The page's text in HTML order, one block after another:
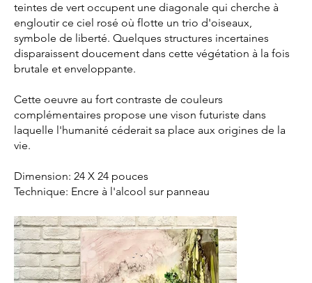
teintes de vert occupent une diagonale qui cherche à
engloutir ce ciel rosé où flotte un trio d'oiseaux,
symbole de liberté. Quelques structures incertaines
disparaissent doucement dans cette végétation à la fois
brutale et enveloppante.
Cette oeuvre au fort contraste de couleurs
complémentaires propose une vison futuriste dans
laquelle l'humanité céderait sa place aux origines de la
vie.
Dimension: 24 X 24 pouces
Technique: Encre à l'alcool sur panneau